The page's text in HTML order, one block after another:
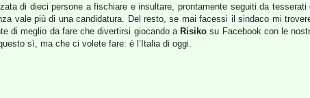
di dieci persone a fischiare e insultare, prontamente seguiti da
vale più di una candidatura. Del resto, se mai facessi il sindaco mi
di meglio da fare che divertirsi giocando a Risiko su Facebook con le
sì, ma che ci volete fare: è l’Italia di oggi.